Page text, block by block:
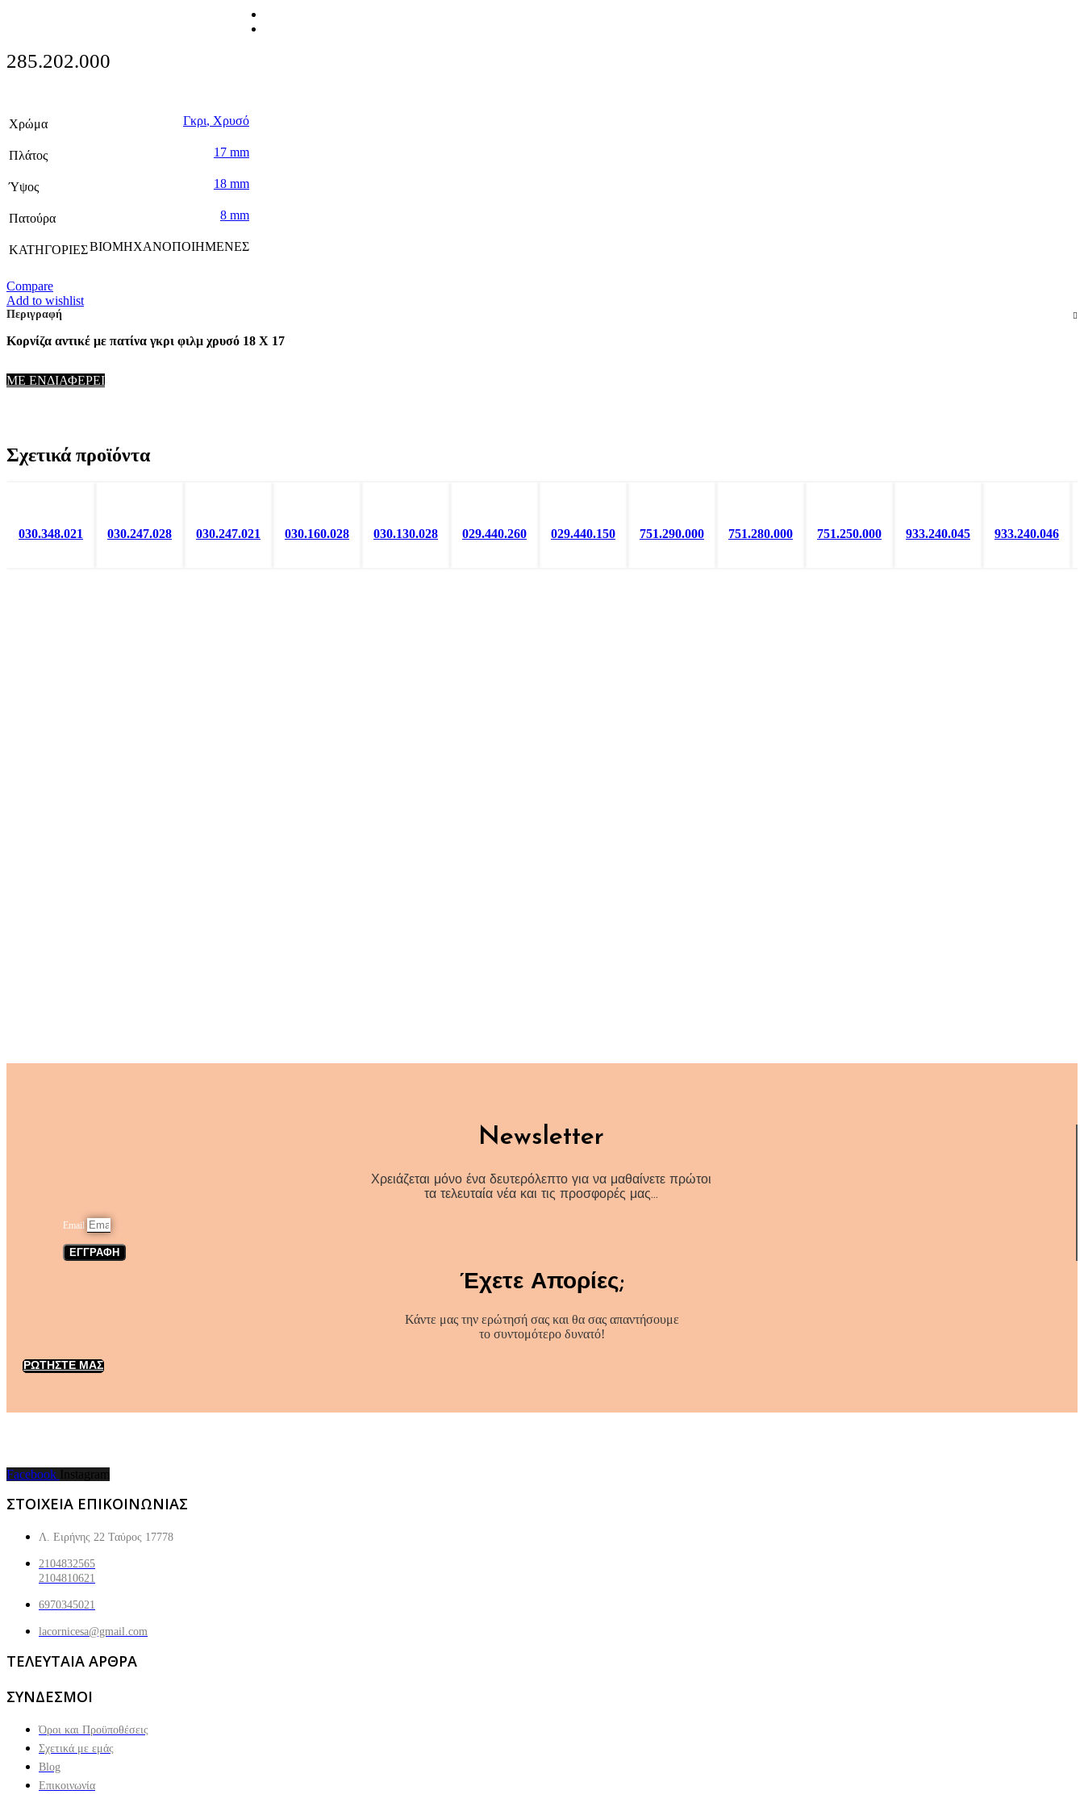
285.202.000
Χρώμα Γκρι, Χρυσό
Πλάτος 17 mm
Ύψος 18 mm
Πατούρα 8 mm
ΚΑΤΗΓΟΡΙΕΣΒΙΟΜΗΧΑΝΟΠΟΙΗΜΕΝΕΣ
Compare
Add to wishlist
Περιγραφή
Κορνίζα αντικέ με πατίνα γκρι φιλμ χρυσό 18 Χ 17
ΜΕ ΕΝΔΙΑΦΕΡΕΙ
Σχετικά προϊόντα
030.348.021 030.247.028 030.247.021 030.160.028 030.130.028 029.440.260 029.440.150 751.290.000 751.280.000 751.250.000 933.240.045 933.240.046
Newsletter
Χρειάζεται μόνο ένα δευτερόλεπτο για να μαθαίνετε πρώτοι
τα τελευταία νέα και τις προσφορές μας…
Email
ΕΓΓΡΑΦΗ
Έχετε Απορίες;
Κάντε μας την ερώτησή σας και θα σας απαντήσουμε
το συντομότερο δυνατό!
ΡΩΤΗΣΤΕ ΜΑΣ
Facebook Instagram
ΣΤΟΙΧΕΙΑ ΕΠΙΚΟΙΝΩΝΙΑΣ
Λ. Ειρήνης 22 Ταύρος 17778
2104832565
2104810621
6970345021
lacornicesa@gmail.com
ΤΕΛΕΥΤΑΙΑ ΑΡΘΡΑ
ΣΥΝΔΕΣΜΟΙ
Όροι και Προϋποθέσεις
Σχετικά με εμάς
Blog
Επικοινωνία